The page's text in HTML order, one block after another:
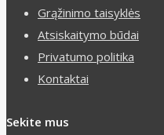
Grąžinimo taisyklės
Atsiskaitymo būdai
Privatumo politika
Kontaktai
Sekite mus